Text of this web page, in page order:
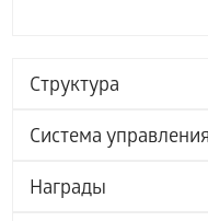
Структура
Система
Награды